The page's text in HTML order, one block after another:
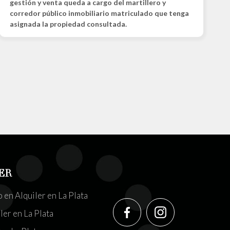
gestión y venta queda a cargo del martillero y
corredor público inmobiliario matriculado que tenga
asignada la propiedad consultada.
en Alquiler en La Plata
en La Plata